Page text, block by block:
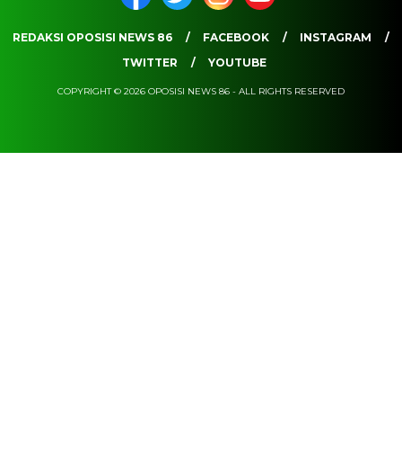
REDAKSI OPOSISI NEWS 86 FACEBOOK
INSTAGRAM
TWITTER
YOUTUBE
COPYRIGHT © 2026 OPOSISI NEWS 86 - ALL RIGHTS RESERVED